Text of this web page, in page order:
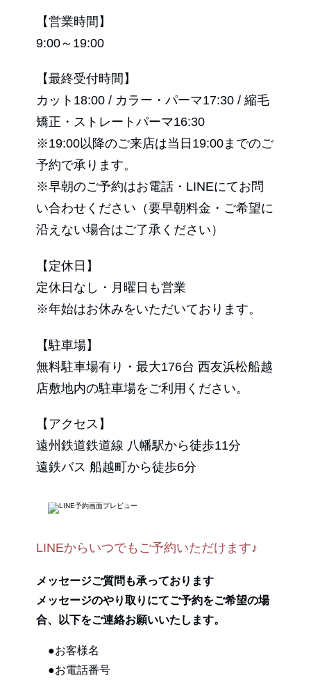
【営業時間】
9:00～19:00
【最終受付時間】
カット18:00 / カラー・パーマ17:30 / 縮毛
矯正・ストレートパーマ16:30
※19:00以降のご来店は当日19:00までのご
予約で承ります。
※早朝のご予約はお電話・LINEにてお問
い合わせください（要早朝料金・ご希望に
沿えない場合はご了承ください）
【定休日】
定休日なし・月曜日も営業
※年始はお休みをいただいております。
【駐車場】
無料駐車場有り・最大176台 西友浜松船越
店敷地内の駐車場をご利用ください。
【アクセス】
遠州鉄道鉄道線 八幡駅から徒歩11分
遠鉄バス 船越町から徒歩6分
LINEからいつでもご予約いただけます♪
メッセージご質問も承っております
メッセージのやり取りにてご予約をご希望の場
合、以下をご連絡お願いいたします。
●お客様名
●お電話番号